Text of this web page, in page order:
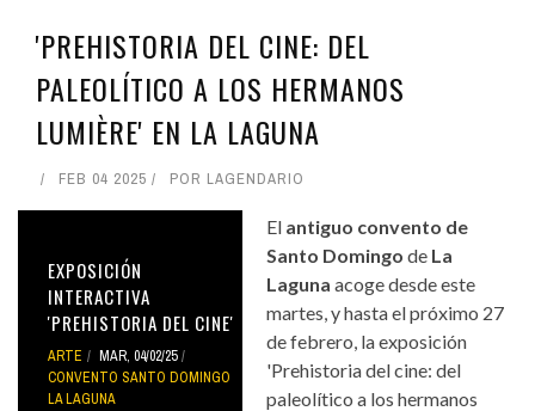
'PREHISTORIA DEL CINE: DEL
PALEOLÍTICO A LOS HERMANOS
LUMIÈRE' EN LA LAGUNA
FEB 04 2025 POR LAGENDARIO
EXPOSICIÓN
INTERACTIVA
'PREHISTORIA DEL CINE'
ARTE
MAR, 04/02/25
CONVENTO SANTO DOMINGO
LA LAGUNA
El antiguo convento de
Santo Domingode La
Laguna acoge desde este
martes, y hasta el próximo 27
de febrero, la exposición
'Prehistoria del cine: del
paleolítico a los hermanos